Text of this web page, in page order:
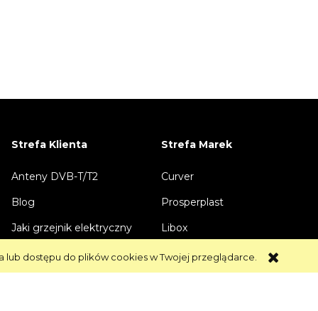
lub dostępu do plików cookies w Twojej przeglądarce.
Strefa Klienta
Anteny DVB-T/T2
Blog
Jaki grzejnik elektryczny
Jaką antenę wybrać do
Strefa Marek
Curver
Prosperplast
Libox
Vayox